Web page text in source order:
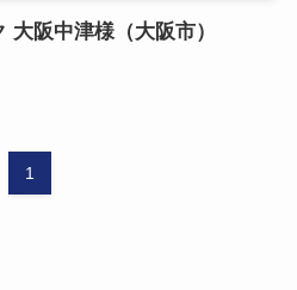
阪中津様（大阪市）
1